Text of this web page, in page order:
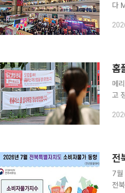
다
품
홈
메
고 정상화 여
조
전
7월
전